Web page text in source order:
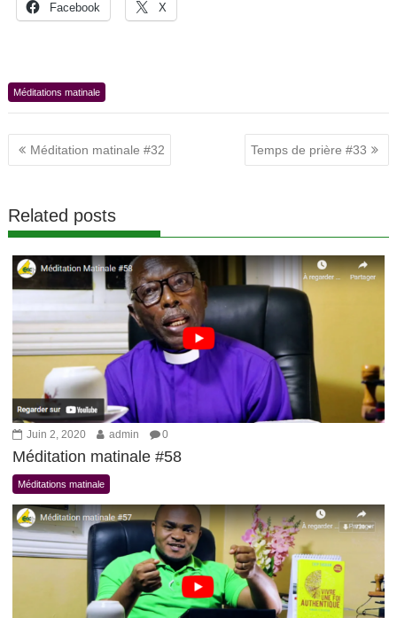
Facebook X
Méditations matinale
Navigation
de
Méditation matinale #32 Temps de prière #33
Related posts
Juin 2, 2020 admin 0
Méditation matinale #58
Méditations matinale